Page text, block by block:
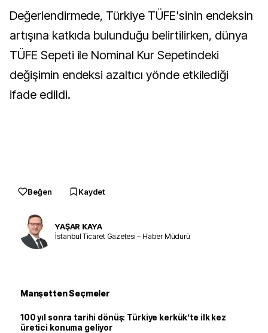
Değerlendirmede, Türkiye TÜFE'sinin endeksin
artışına katkıda bulunduğu belirtilirken, dünya
TÜFE Sepeti ile Nominal Kur Sepetindeki
değişimin endeksi azaltıcı yönde etkilediği
ifade edildi.
Beğen Kaydet
YAŞAR KAYA
İstanbul Ticaret Gazetesi – Haber Müdürü
Manşetten Seçmeler
100 yıl sonra tarihi dönüş: Türkiye kerkük’te ilk kez
üretici konuma geliyor